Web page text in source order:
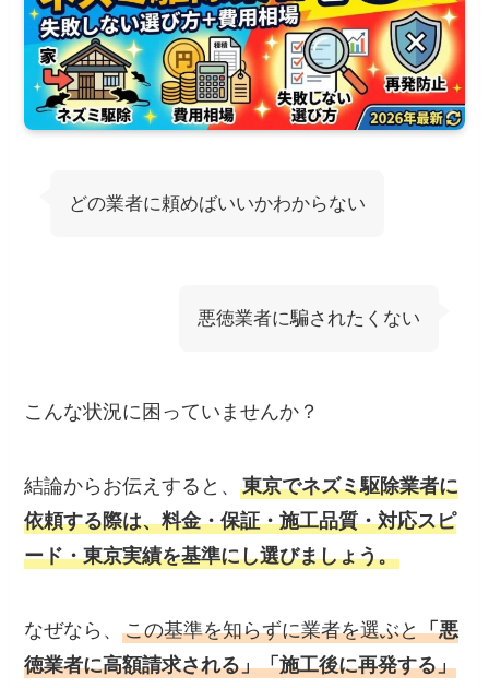
どの業者に頼めばいいかわからない
悪徳業者に騙されたくない
こんな状況に困っていませんか？
結論からお伝えすると、東京でネズミ駆除業者に
依頼する際は、料金・保証・施工品質・対応スピ
ード・東京実績を基準にし選びましょう。
なぜなら、この基準を知らずに業者を選ぶと「悪
徳業者に高額請求される」「施工後に再発する」